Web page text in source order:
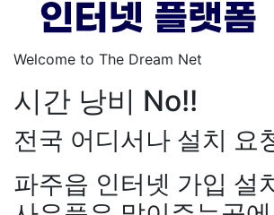
Welcome to The Dream Net
시간 낭비 No!!
전국 어디서나 설치 요
파주읍 인터넷 가입 설